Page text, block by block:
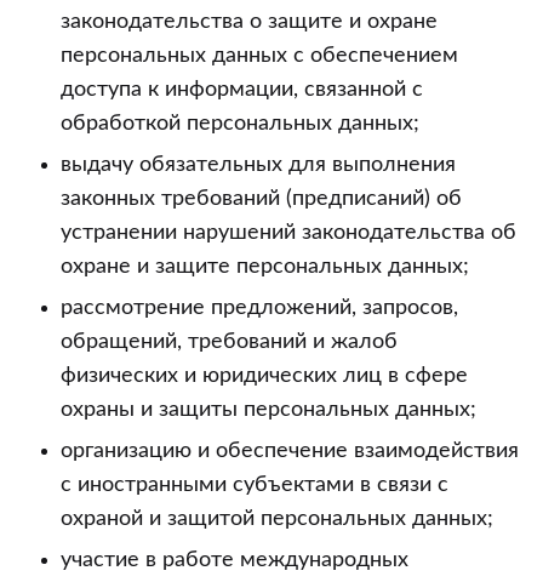
законодательства о защите и охране
персональных данных с обеспечением
доступа к информации, связанной с
обработкой персональных данных;
выдачу обязательных для выполнения
законных требований (предписаний) об
устранении нарушений законодательства об
охране и защите персональных данных;
рассмотрение предложений, запросов,
обращений, требований и жалоб
физических и юридических лиц в сфере
охраны и защиты персональных данных;
организацию и обеспечение взаимодействия
с иностранными субъектами в связи с
охраной и защитой персональных данных;
участие в работе международных